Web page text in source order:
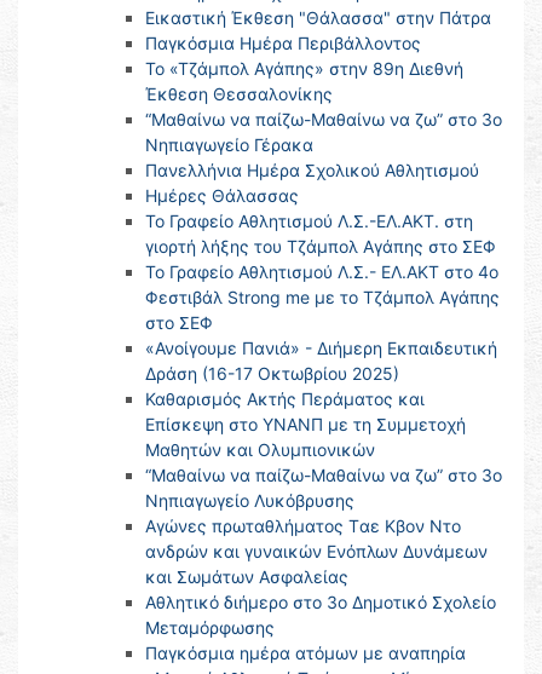
Εικαστική Έκθεση "Θάλασσα" στην Πάτρα
Παγκόσμια Ημέρα Περιβάλλοντος
Το «Τζάμπολ Αγάπης» στην 89η Διεθνή
Έκθεση Θεσσαλονίκης
“Μαθαίνω να παίζω-Μαθαίνω να ζω” στο 3ο
Νηπιαγωγείο Γέρακα
Πανελλήνια Ημέρα Σχολικού Αθλητισμού
Ημέρες Θάλασσας
Το Γραφείο Αθλητισμού Λ.Σ.-ΕΛ.ΑΚΤ. στη
γιορτή λήξης του Τζάμπολ Αγάπης στο ΣΕΦ
Το Γραφείο Αθλητισμού Λ.Σ.- ΕΛ.ΑΚΤ στο 4ο
Φεστιβάλ Strong me με το Τζάμπολ Αγάπης
στο ΣΕΦ
«Ανοίγουμε Πανιά» - Διήμερη Εκπαιδευτική
Δράση (16-17 Οκτωβρίου 2025)
Καθαρισμός Ακτής Περάματος και
Επίσκεψη στο ΥΝΑΝΠ με τη Συμμετοχή
Μαθητών και Ολυμπιονικών
“Μαθαίνω να παίζω-Μαθαίνω να ζω” στο 3ο
Νηπιαγωγείο Λυκόβρυσης
Αγώνες πρωταθλήματος Tαε Κβον Ντο
ανδρών και γυναικών Ενόπλων Δυνάμεων
και Σωμάτων Ασφαλείας
Αθλητικό διήμερο στο 3ο Δημοτικό Σχολείο
Μεταμόρφωσης
Παγκόσμια ημέρα ατόμων με αναπηρία